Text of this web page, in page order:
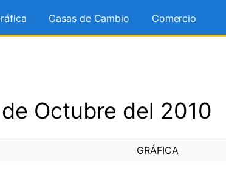
Casas de Cambio Comercio
Octubre del 2010
GRÁFICA